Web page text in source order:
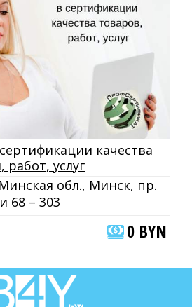
качества
работ, услуг
обл., Минск, пр.
68 – 303
0 BYN